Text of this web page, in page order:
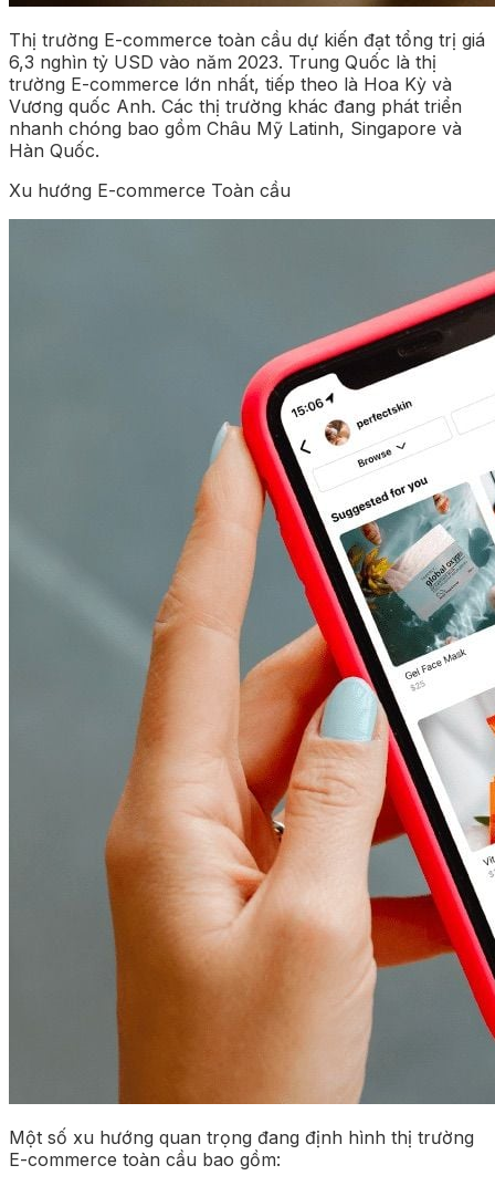
Thị trường E-commerce toàn cầu dự kiến đạt tổng trị giá
6,3 nghìn tỷ USD vào năm 2023. Trung Quốc là thị
trường E-commerce lớn nhất, tiếp theo là Hoa Kỳ và
Vương quốc Anh. Các thị trường khác đang phát triển
nhanh chóng bao gồm Châu Mỹ Latinh, Singapore và
Hàn Quốc.
Xu hướng E-commerce Toàn cầu
Một số xu hướng quan trọng đang định hình thị trường
E-commerce toàn cầu bao gồm: